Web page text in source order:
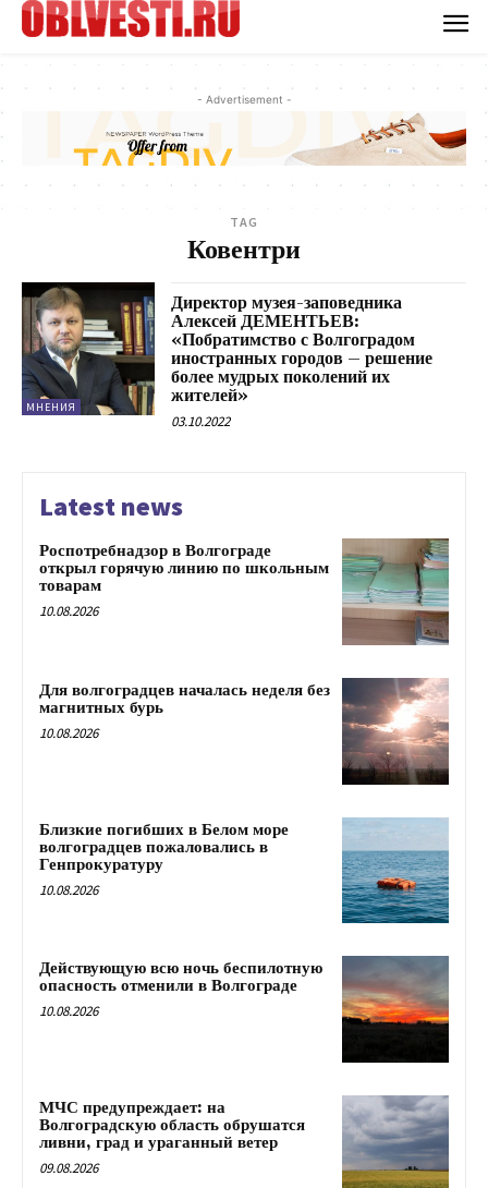
- Advertisement -
TAG
Ковентри
МНЕНИЯ
Директор музея-заповедника
Алексей ДЕМЕНТЬЕВ:
«Побратимство с Волгоградом
иностранных городов – решение
более мудрых поколений их
жителей»
03.10.2022
Latest news
Роспотребнадзор в Волгограде
открыл горячую линию по школьным
товарам
10.08.2026
Для волгоградцев началась неделя без
магнитных бурь
10.08.2026
Близкие погибших в Белом море
волгоградцев пожаловались в
Генпрокуратуру
10.08.2026
Действующую всю ночь беспилотную
опасность отменили в Волгограде
10.08.2026
МЧС предупреждает: на
Волгоградскую область обрушатся
ливни, град и ураганный ветер
09.08.2026